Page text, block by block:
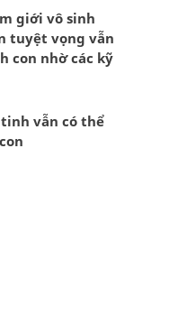
giới vô sinh
tuyệt vọng vẫn
con nhờ các kỹ
tinh vẫn có thể